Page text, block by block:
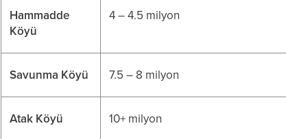
Hammadde
Köyü
4 – 4.5 milyon
Savunma Köyü 7.5 – 8 milyon
Atak Köyü 10+ milyon